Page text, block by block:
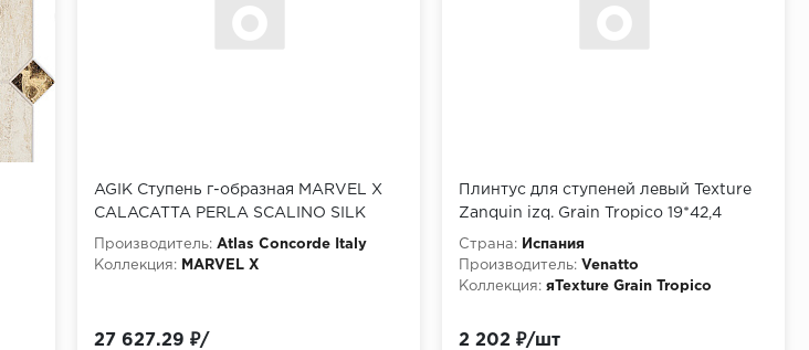
AGIK Ступень г-образная MARVEL X
CALACATTA PERLA SCALINO SILK
33x120 см
Производитель: Atlas Concorde Italy
Коллекция:
MARVEL X
27 627.29 ₽/
Плинтус для ступеней левый Texture
Zanquin izq. Grain Tropico 19*42,4
Страна:
Испания
Производитель: Venatto
Коллекция: яTexture Grain Tropico
2 202 ₽/шт